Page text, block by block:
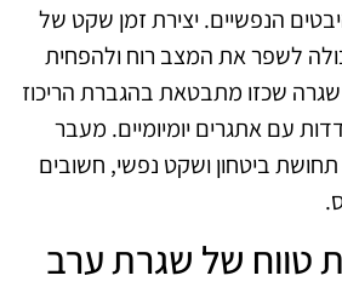
הנפשיים. יצירת זמן שקט של
לשפר את המצב רוח ולהפחית
שכזו מתבטאת בהגברת הריכוז
עם אתגרים יומיומיים. מעבר
ביטחון ושקט נפשי, חשובים
טווח של שגרת ערב